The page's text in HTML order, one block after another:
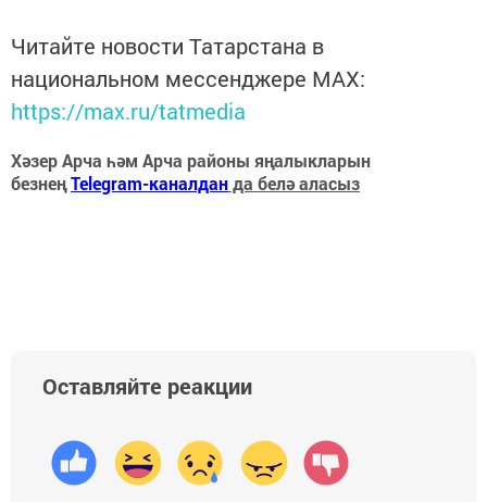
Читайте новости Татарстана в
национальном мессенджере MАХ:
https://max.ru/tatmedia
Хәзер Арча һәм Арча районы яңалыкларын
безнеңTelegram-каналданда белә аласыз
Оставляйте реакции